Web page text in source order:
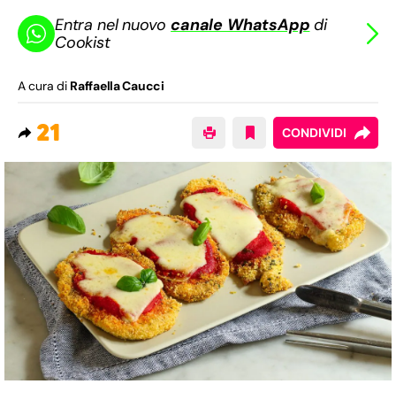
Entra nel nuovocanale WhatsApp di
Cookist
A cura di Raffaella Caucci
21 CONDIVIDI